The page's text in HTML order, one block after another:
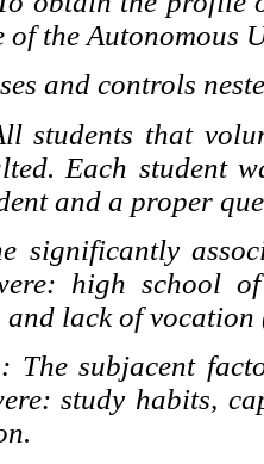
of the Autonomous
and controls
students that
Each student
and a proper
significantly
high school
lack of vocation
The subjacent
study habits,